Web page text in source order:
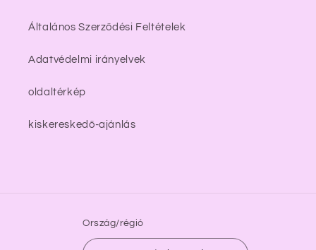
Általános Szerződési Feltételek
Adatvédelmi irányelvek
oldaltérkép
kiskereskedő-ajánlás
Ország/régió